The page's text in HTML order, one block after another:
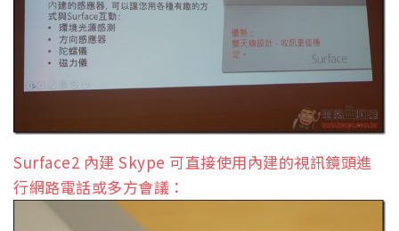
Surface2 內建 Skype 可直接使用內建的視訊鏡頭進
行網路電話或多方會議：